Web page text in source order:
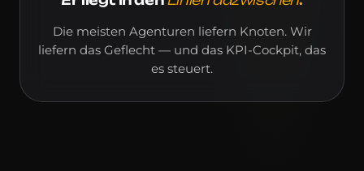
Die meisten Agenturen liefern Knoten. Wir
liefern das Geflecht — und das KPI-Cockpit, das
es steuert.